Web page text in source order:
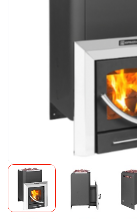
Облицовка и порталы
Запчасти
Отопление